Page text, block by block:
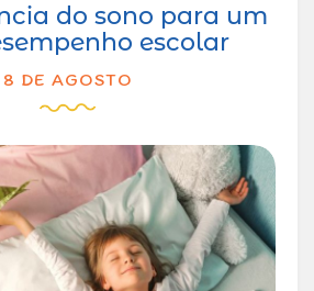
do sono para um
escolar
8 DE AGOSTO